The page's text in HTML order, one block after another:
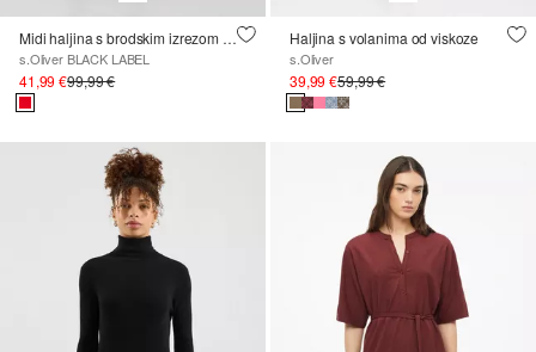
Midi haljina s brodskim izrezom i plisiranim pletivom
s.Oliver BLACK LABEL
41,99 €99,99 €
Haljina s volanima od viskoze
s.Oliver
39,99 €59,99 €